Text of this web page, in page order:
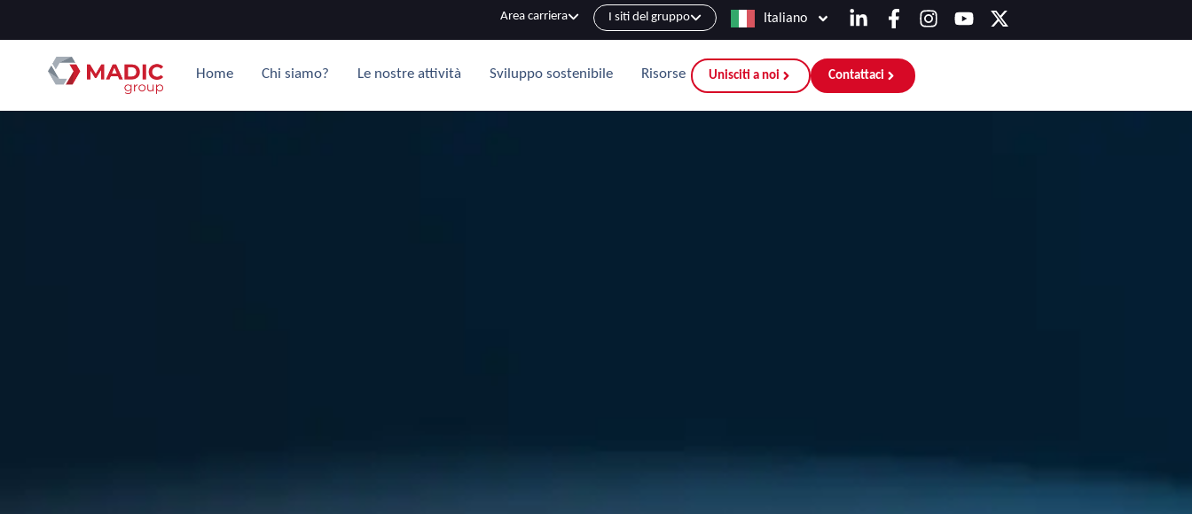
Area carriera I siti del gruppo Italiano
Home Chi siamo? Le nostre attività Sviluppo sostenibile Risorse Unisciti a noi Contattaci